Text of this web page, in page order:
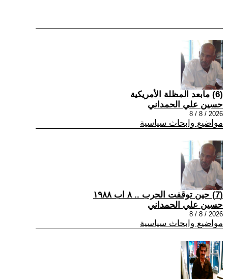
(6) مابعد المظلة الأمريكية
حسين علي الحمداني
2026 / 8 / 8
مواضيع وابحاث سياسية
(7) حين توقفت الحرب .. ٨ اب ١٩٨٨
حسين علي الحمداني
2026 / 8 / 8
مواضيع وابحاث سياسية